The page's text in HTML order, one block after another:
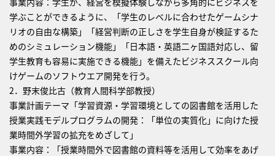
学ぶことができるように、「学生のレベルに合わせたゲームシナ
リオの自由な構築」「経営判断の正しさを学生自身が検証するた
めのシミュレーション機能」「日本語・英語二ヶ国語対応し、留
学生教育も容易に実施できる機能」を備えたビジネススクール向
けゲームのソフトウエア開発を行う。
2．野末俊比古（教育人間科学部教授）
事業計画テーマ「学習資源・学習環境としての図書館を活用した
授業実践モデルプログラムの開発：「単位の実質化」に向けた授
業時間外学習の拡充をめざして」
事業内容：「授業時間外で図書館の資料等を活用して効率をあげ